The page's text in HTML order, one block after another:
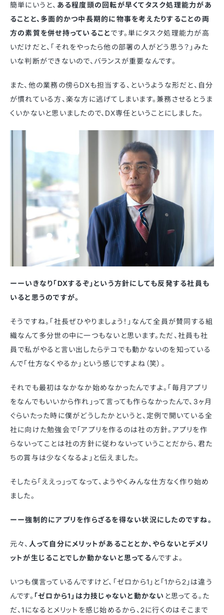
簡単にいうと、 ある程度頭の回転が早くてタスク処理能力があ
ることと、多面的かつ中長期的に物事を考えたりすることの両
方の素質を併せ持っていることです。単にタスク処理能力が高
いだけだと、「それをやったら他の部署の人がどう思う？」みた
いな判断ができないので、バランスが重要なんです。
また、他の業務の傍らDXも担当する、というような形だと、自分
が慣れている方、楽な方に逃げてしまいます。兼務させるとうま
くいかないと思いましたので、DX専任ということにしました。
ーーいきなり「DXするぞ」という方針にしても反発する社員も
いると思うのですが。
そうですね。「社長ぜひやりましょう！」なんて全員が賛同する組
織なんて多分世の中に一つもないと思います。ただ、社員も社
員で私がやると言い出したらテコでも動かないのを知っている
んで「仕方なくやるか」という感じですよね（笑）。
それでも最初はなかなか始めなかったんですよ。「毎月アプリ
をなんでもいいから作れ」って言っても作らなかったんで、3ヶ月
ぐらいたった時に僕がどうしたかというと、定例で開いている全
社に向けた勉強会で「アプリを作るのは社の方針。アプリを作
らないってことは社の方針に従わないっていうことだから、君た
ちの賞与は少なくなるよ」と伝えました。
そしたら「ええっ」ってなって、ようやくみんな仕方なく作り始め
ました。
ーー強制的にアプリを作らざるを得ない状況にしたのですね。
元々、 人って自分にメリットがあることとか、やらないとデメリ
ットが生じることでしか動かないと思ってるんですよ。
いつも僕言っているんですけど、「ゼロから1」と「1から2」は違う
んです。 「ゼロから1」は力技じゃないと動かない と思ってる。た
だ、1になるとメリットを感じ始めるから、2に行くのはそこまで